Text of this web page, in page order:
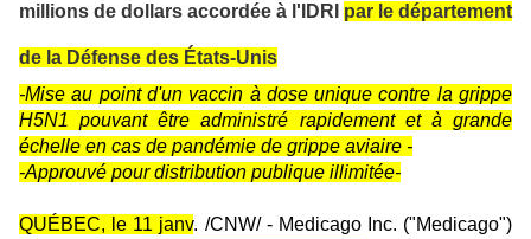
millions de dollars accordée à l'IDRI par le département
de la Défense des États-Unis
-Mise au point d'un vaccin à dose unique contre la grippe
H5N1 pouvant être administré rapidement et à grande
échelle en cas de pandémie de grippe aviaire -
-Approuvé pour distribution publique illimitée-
QUÉBEC, le 11 janv. /CNW/ - Medicago Inc. ("Medicago")